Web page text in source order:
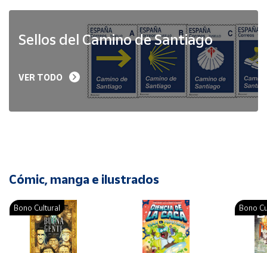
Sellos del Camino de Santiago
VER TODO
Cómic, manga e ilustrados
Bono Cultural Bono